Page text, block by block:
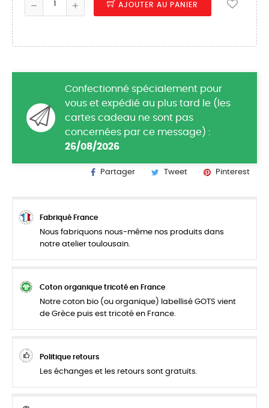
AJOUTER AU PANIER
Confectionné spécialement pour
vous et expédié au plus tard le (les
cartes cadeau ne sont pas
concernées par ce message) :
26/08/2026
Partager Tweet Pinterest
Fabriqué France
Nous fabriquons nous-même nos produits dans
notre atelier toulousain.
Coton organique tricoté en France
Notre coton bio (ou organique) labellisé GOTS vient
de Grèce puis est tricoté en France.
Politique retours
Les échanges et les retours sont gratuits.